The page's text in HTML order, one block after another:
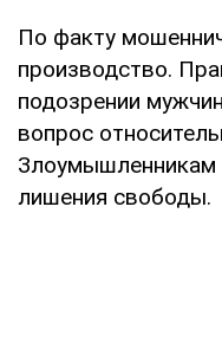
По факту
производство.
подозрении
вопрос
Злоумышленникам
лишения свободы.